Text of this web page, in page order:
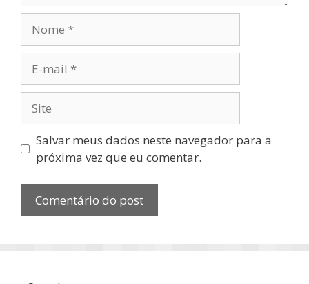
mail
Salvar meus dados neste navegador para a
próxima vez que eu comentar.